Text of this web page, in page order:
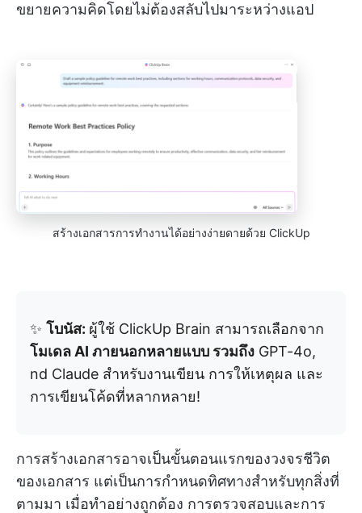
ขยายความคิดโดยไม่ต้องสลับไปมาระหว่างแอป
สร้างเอกสารการทำงานได้อย่างง่ายดายด้วย ClickUp
✨ โบนัส: ผู้ใช้ ClickUp Brain สามารถเลือกจาก
โมเดล AI ภายนอกหลายแบบ รวมถึง GPT-4o,
nd Claude สำหรับงานเขียน การให้เหตุผล และ
การเขียนโค้ดที่หลากหลาย!
การสร้างเอกสารอาจเป็นขั้นตอนแรกของวงจรชีวิต
ของเอกสาร แต่เป็นการกำหนดทิศทางสำหรับทุกสิ่งที่
ตามมา เมื่อทำอย่างถูกต้อง การตรวจสอบและการ